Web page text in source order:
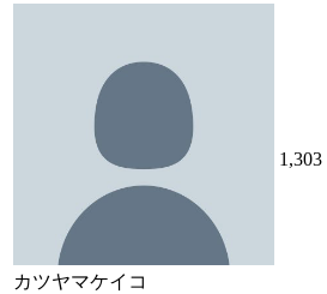
カツヤマケイコ
1,303